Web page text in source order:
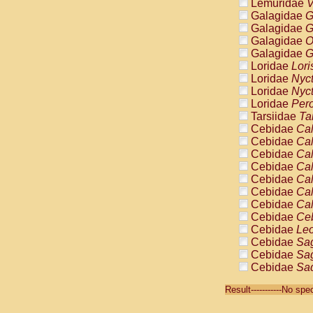
Lemuridae
Galagidae
Galagidae
Galagidae
Galagidae
Loridae
Loridae
Loridae
Loridae
Tarsiidae
Cebidae
Cebidae
Cebidae
Cebidae
Cebidae
Cebidae
Cebidae
Cebidae
Cebidae
Cebidae
Cebidae
Cebidae
Cebidae
Result-----------No